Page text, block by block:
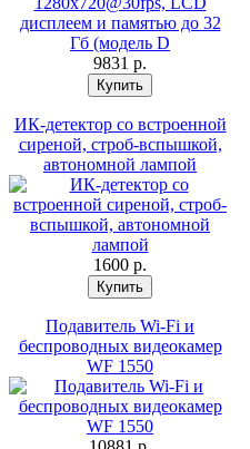
9831 p.
ИК-детектор со встроенной
сиреной, строб-вспышкой,
автономной лампой
1600 p.
Подавитель Wi-Fi и
беспроводных видеокамер
WF 1550